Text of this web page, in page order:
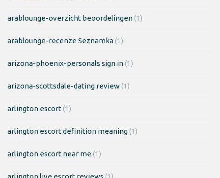
arablounge-overzicht beoordelingen(1)
arablounge-recenze Seznamka(1)
arizona-phoenix-personals sign in(1)
arizona-scottsdale-dating review(1)
arlington escort(1)
arlington escort definition meaning(1)
arlington escort near me(1)
arlington live escort reviews (1)